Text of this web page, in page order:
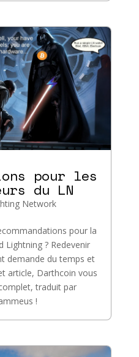
pour les
du LN
Network
pour la
? Redevenir
demande du temps et
article, Darthcoin vous
traduit par
!